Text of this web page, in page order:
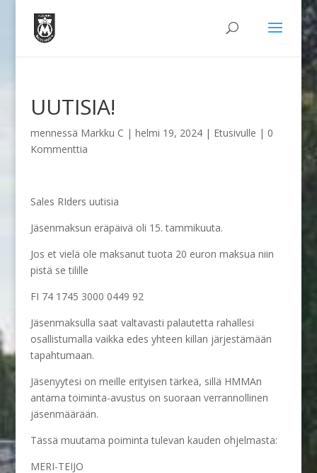
UUTISIA!
mennessä Markku C | helmi 19, 2024| Etusivulle | 0
Kommenttia
Sales RIders uutisia
Jäsenmaksun eräpäivä oli 15. tammikuuta.
Jos et vielä ole maksanut tuota 20 euron maksua niin
pistä se tilille
FI 74 1745 3000 0449 92
Jäsenmaksulla saat valtavasti palautetta rahallesi
osallistumalla vaikka edes yhteen killan järjestämään
tapahtumaan.
Jäsenyytesi on meille erityisen tärkeä, sillä HMMAn
antama toiminta-avustus on suoraan verrannollinen
jäsenmäärään.
Tässä muutama poiminta tulevan kauden ohjelmasta:
MERI-TEIJO